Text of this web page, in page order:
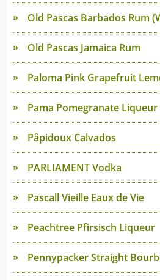
Old Pascas Barbados Rum
Old Pascas Jamaica Rum
Paloma Pink Grapefruit
Pama Pomegranate Liqueur
Pâpidoux Calvados
PARLIAMENT Vodka
Pascall Vieille Eaux de Vie
Peachtree Pfirsisch Liqueur
Pennypacker Straight